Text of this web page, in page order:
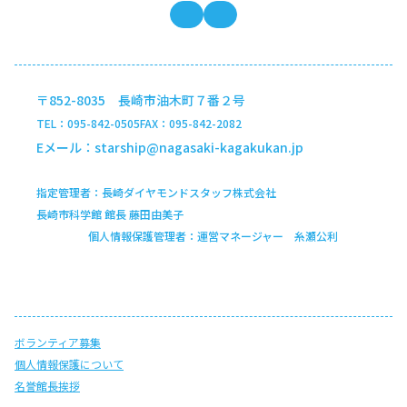
長崎市科学館の公式x
〒852-8035 長崎市油木町７番２号
TEL 095-842-0505FAX 095-842-2082
Eメール starship@nagasaki-kagakukan.jp
指定管理者
長崎ダイヤモンドスタッフ株式会社
長崎市科学館 館長 藤田由美子
個人情報保護管理者
運営マネージャー 糸瀬公利
ボランティア募集
個人情報保護について
名誉館長挨拶